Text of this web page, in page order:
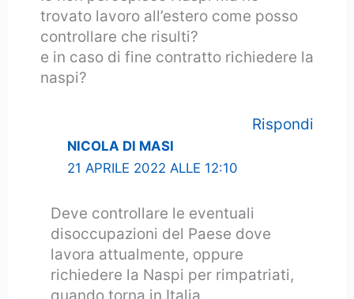
trovato lavoro all’estero come posso
controllare che risulti?
e in caso di fine contratto richiedere la
naspi?
Rispondi
NICOLA DI MASI
21 APRILE 2022 ALLE 12:10
Deve controllare le eventuali
disoccupazioni del Paese dove
lavora attualmente, oppure
richiedere la Naspi per rimpatriati,
quando torna in Italia.